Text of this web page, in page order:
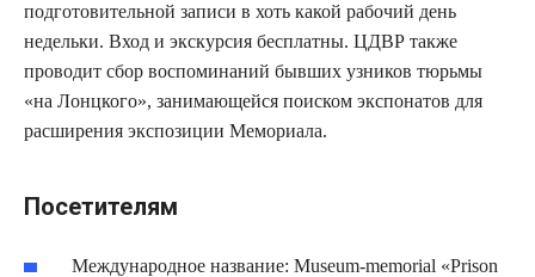
подготовительной записи в хоть какой рабочий день
недельки. Вход и экскурсия бесплатны. ЦДВР также
проводит сбор воспоминаний бывших узников тюрьмы
«на Лонцкого», занимающейся поиском экспонатов для
расширения экспозиции Мемориала.
Посетителям
Международное название: Museum-memorial «Prison